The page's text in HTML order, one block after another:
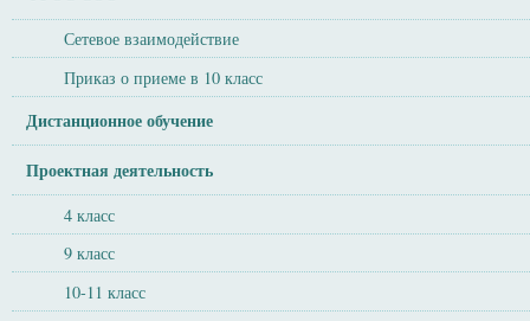
Сетевое взаимодействие
Приказ о приеме в 10 класс
Дистанционное обучение
Проектная деятельность
4 класс
9 класс
10-11 класс